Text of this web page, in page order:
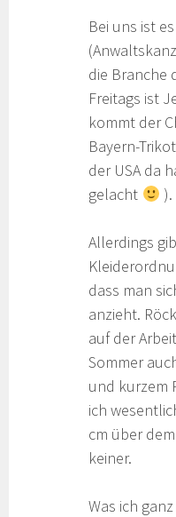
Bei uns ist
die Branche
Freitags ist
kommt der
Bayern-
der USA da
gelacht
).
Allerdings
dass man
anzieht.
auf der
Sommer
und kurzem
ich
cm über
keiner.
Was ich